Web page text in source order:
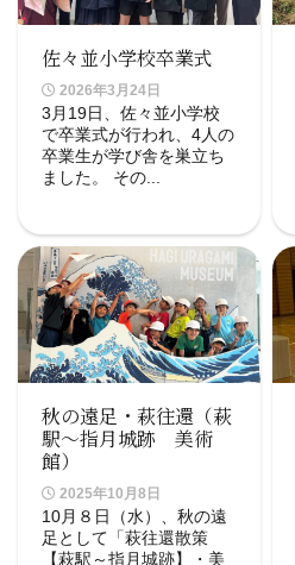
佐々並小学校卒業式
2026年3月24日
3月19日、佐々並小学校
で卒業式が行われ、4人の
卒業生が学び舎を巣立ち
ました。 その...
秋の遠足・萩往還（萩
駅～指月城跡 美術
館）
2025年10月8日
10月８日（水）、秋の遠
足として「萩往還散策
【萩駅～指月城跡】・美